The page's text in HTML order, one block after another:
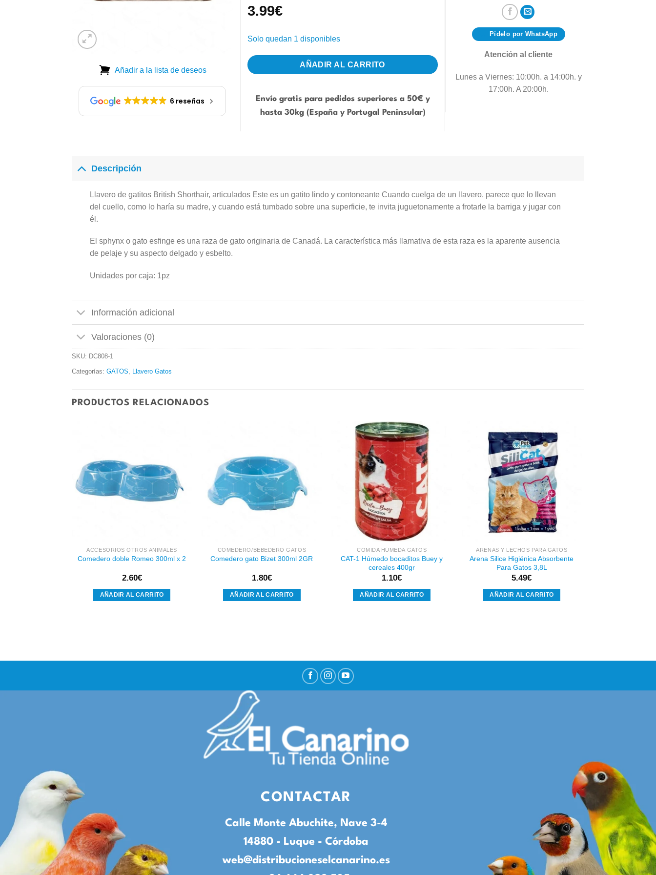
Añadir a la lista de deseos
6 reseñas
3.99€
Solo quedan 1 disponibles
AÑADIR AL CARRITO
Envío gratis para pedidos superiores a 50€ y
hasta 30kg (España y Portugal Peninsular)
Pídelo por WhatsApp
Atención al cliente
Lunes a Viernes: 10:00h. a 14:00h. y
17:00h. A 20:00h.
Descripción
Llavero de gatitos British Shorthair, articulados Este es un gatito lindo y contoneante Cuando cuelga de un llavero, parece que lo llevan
del cuello, como lo haría su madre, y cuando está tumbado sobre una superficie, te invita juguetonamente a frotarle la barriga y jugar con
él.
El sphynx o gato esfinge es una raza de gato originaria de Canadá. La característica más llamativa de esta raza es la aparente ausencia
de pelaje y su aspecto delgado y esbelto.
Unidades por caja: 1pz
Información adicional
Valoraciones (0)
SKU: DC808-1
Categorías: GATOS, Llavero Gatos
PRODUCTOS RELACIONADOS
Añadir
a la
lista de
deseos
ACCESORIOS OTROS ANIMALES
Comedero doble Romeo 300ml x 2
2.60€
AÑADIR AL CARRITO
lista de
deseos
COMEDERO/BEBEDERO GATOS
Comedero gato Bizet 300ml 2GR
1.80€
AÑADIR AL CARRITO
Añadir
lista de
deseos
COMIDA HÚMEDA GATOS
CAT-1 Húmedo bocaditos Buey y
cereales 400gr
1.10€
AÑADIR AL CARRITO
Añadir
lista de
deseos
ARENAS Y LECHOS PARA GATOS
Arena Silice Higiénica Absorbente
Para Gatos 3,8L
5.49€
AÑADIR AL CARRITO
CONTACTAR
Calle Monte Abuchite, Nave 3-4
14880 - Luque - Córdoba
web@distribucioneselcanarino.es